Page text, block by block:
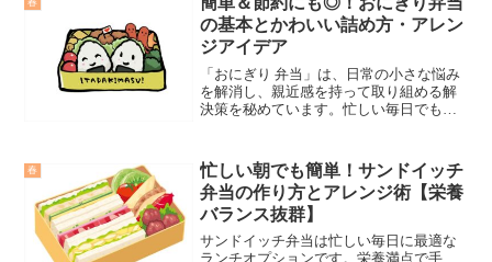
春
の基本とかわいい詰め方・アレン
ジアイデア
「おにぎり 弁当」は、日常の小さな悩み
を解消し、親近感を持って取り組める解
決策を秘めています。忙しい毎日でも、
ジ方法までを紹介し、行動をサポートし
ます。
春
忙しい朝でも簡単！サンドイッチ
弁当の作り方とアレンジ術【栄養
バランス抜群】
サンドイッチ弁当は忙しい毎日に最適な
ランチオプションです。栄養満点で手